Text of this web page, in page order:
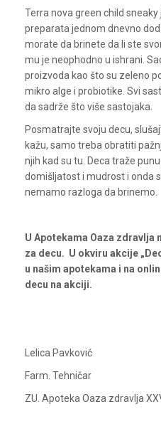
Terra nova green child
preparata jednom dnevno
morate da brinete da li ste
mu je neophodno u ishrani.
proizvoda kao što su zeleno
mikro alge i probiotike. Svi
da sadrže što više sastojaka.
Posmatrajte svoju decu,
kažu, samo treba obratiti
njih kad su tu. Deca traže
domišljatost i mudrost i onda
nemamo razloga da brinemo.
U Apotekama Oaza zdravlja
za decu. U okviru akcije
u našim apotekama i na
decu na akciji.
Lelica Pavković
Farm. Tehničar
ZU. Apoteka Oaza zdravlja